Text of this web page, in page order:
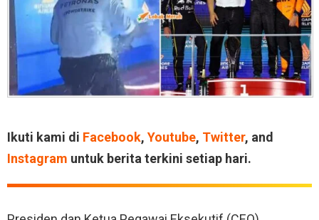
Ikuti kami di Facebook, Youtube, Twitter, and
Instagram untuk berita terkini setiap hari.